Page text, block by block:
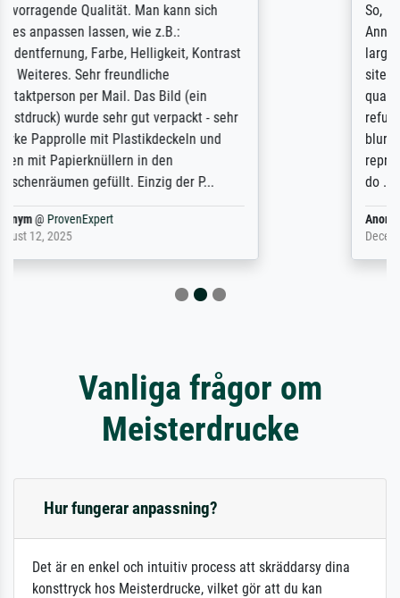
So, I ordered a large print of The
Annunciation by Fra Angelico from a very
large and popular American "art/poster"
site advertising giclee print quality. The
quality for a large print was atrocious. They
refunded me when I sent pictures of the
blurry print vs. a Wikipedia commons
representation. They stated they couldn't
do ...
Anonym
Vanliga frågor om
Meisterdrucke
Hur fungerar anpassning?
Det är en enkel och intuitiv process att skräddarsy dina
konsttryck hos Meisterdrucke, vilket gör att du kan